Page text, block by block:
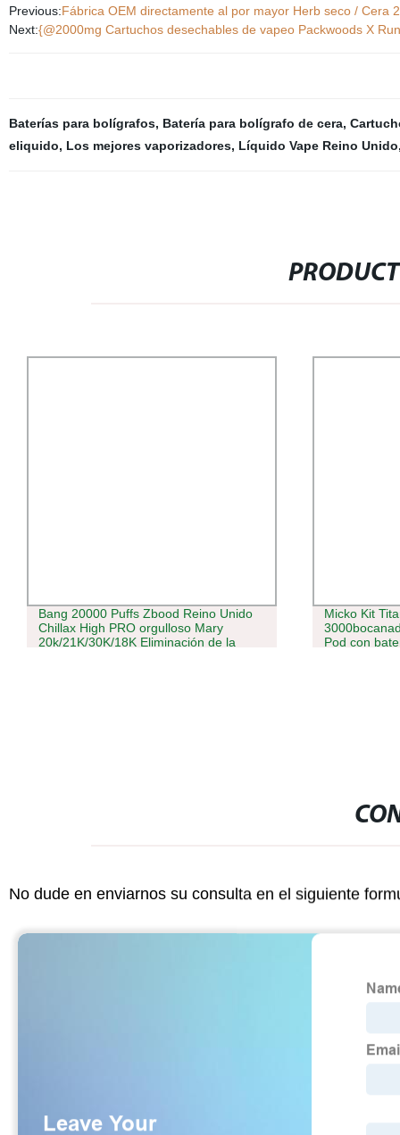
Previous:Fábrica OEM directamente al por mayor Herb seco / Cera
Next:{@2000mg Cartuchos desechables de vapeo Packwoods X
Baterías para bolígrafos, Batería para bolígrafo de cera,
eliquido, Los mejores vaporizadores, Líquido Vape Reino Unido
Bang 20000 Puffs Zbood Reino Unido
Chillax High PRO orgulloso Mary
20k/21K/30K/18K Eliminación de la
Micko Kit
Pod con
No dude en enviarnos su consulta en el siguiente